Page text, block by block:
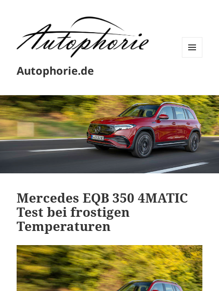
Autophorie.de
Mercedes EQB 350 4MATIC
Test bei frostigen
Temperaturen